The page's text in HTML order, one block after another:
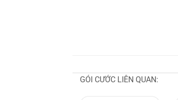
GÓI CƯỚC LIÊN QUAN: